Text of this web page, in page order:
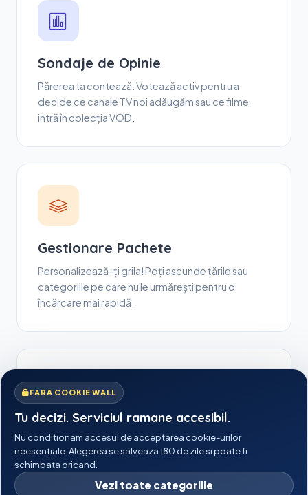
Sondaje de Opinie
Părerea ta contează. Votează activ pentru a
decide ce canale TV noi adăugăm sau ce filme
intră în colecția VOD.
Gestionare Pachete
Personalizează-ți grila! Poți ascunde țările sau
categoriile pe care nu le urmărești pentru o
încărcare mai rapidă.
Instant Delete MAC
Control total. Ți-ai schimbat televizorul?
Resetează MAC-ul dispozitivului instant, fără a mai
contacta suportul.
FARA COOKIE WALL
Tu decizi. Serviciul ramane accesibil.
Nu conditionam accesul de acceptarea cookie-urilor
neesentiale. Alegerea se salveaza 180 de zile si poate fi
schimbata oricand.
Vezi toate categoriile